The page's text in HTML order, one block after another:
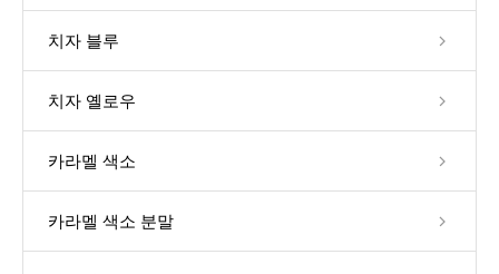
치자 블루
치자 옐로우
카라멜 색소
카라멜 색소 분말